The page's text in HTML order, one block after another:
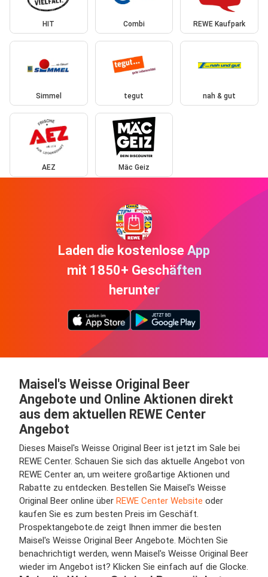
HIT Combi REWE Kaufpark
Simmel tegut nah & gut
AEZ Mäc Geiz
Laden die kostenlose App
mit 1850+ Geschäften
herunter
Maisel's Weisse Original Beer
Angebote und Online Aktionen direkt
aus dem aktuellen REWE Center
Angebot
Dieses Maisel's Weisse Original Beer ist jetzt im Sale bei
REWE Center. Schauen Sie sich das aktuelle Angebot von
REWE Center an, um weitere großartige Aktionen und
Rabatte zu entdecken. Bestellen Sie Maisel's Weisse
Original Beer online über REWE Center Website oder
kaufen Sie es zum besten Preis im Geschäft.
Prospektangebote.de zeigt Ihnen immer die besten
Maisel's Weisse Original Beer Angebote. Möchten Sie
benachrichtigt werden, wenn Maisel's Weisse Original Beer
wieder im Angebot ist? Klicken Sie einfach auf die Glocke.